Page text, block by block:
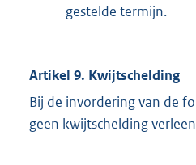
gestelde termijn.
Artikel 9. Kwijtschelding
Bij de invordering van de
geen kwijtschelding